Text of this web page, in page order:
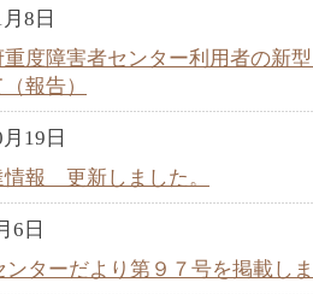
8日
重度障害者センター利用者の新
報告）
19日
情報 更新しました。
6日
ンターだより第９７号を掲載し